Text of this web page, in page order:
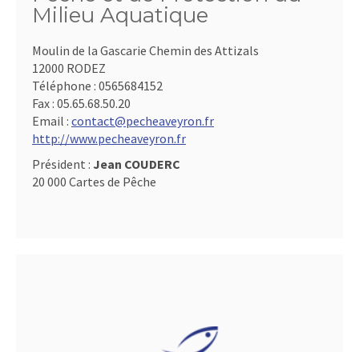
Milieu Aquatique
Moulin de la Gascarie Chemin des Attizals
12000 RODEZ
Téléphone : 0565684152
Fax : 05.65.68.50.20
Email : contact@pecheaveyron.fr
http://www.pecheaveyron.fr
Président : Jean COUDERC
20 000 Cartes de Pêche